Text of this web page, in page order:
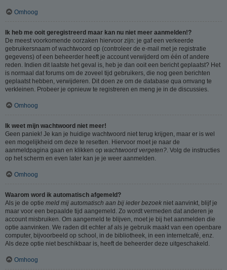
Omhoog
Ik heb me ooit geregistreerd maar kan nu niet meer aanmelden!?
De meest voorkomende oorzaken hiervoor zijn: je gaf een verkeerde
gebruikersnaam of wachtwoord op (controleer de e-mail met je registratie
gegevens) of een beheerder heeft je account verwijderd om één of andere
reden. Indien dit laatste het geval is, heb je dan ooit een bericht geplaatst? Het
is normaal dat forums om de zoveel tijd gebruikers, die nog geen berichten
geplaatst hebben, verwijderen. Dit doen ze om de database qua omvang te
verkleinen. Probeer je opnieuw te registreren en meng je in de discussies.
Omhoog
Ik weet mijn wachtwoord niet meer!
Geen paniek! Je kan je huidige wachtwoord niet terug krijgen, maar er is wel
een mogelijkheid om deze te resetten. Hiervoor moet je naar de
aanmeldpagina gaan en klikken op wachtwoord vergeten? . Volg de instructies
op het scherm en even later kan je je weer aanmelden.
Omhoog
Waarom word ik automatisch afgemeld?
Als je de optie meld mij automatisch aan bij ieder bezoek niet aanvinkt, blijf je
maar voor een bepaalde tijd aangemeld. Zo wordt vermeden dat anderen je
account misbruiken. Om aangemeld te blijven, moet je bij het aanmelden die
optie aanvinken. We raden dit echter af als je gebruik maakt van een openbare
computer, bijvoorbeeld op school, in de bibliotheek, in een internetcafé, enz.
Als deze optie niet beschikbaar is, heeft de beheerder deze uitgeschakeld.
Omhoog